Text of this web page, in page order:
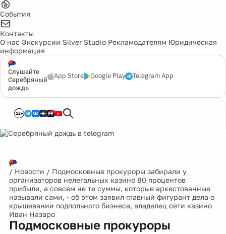
События
Контакты
О нас Экскурсии Silver Studio Рекламодателям Юридическая
информация
Слушайте
Серебряный
дождь
App Store Google Play Telegram App
12+
/ Новости / Подмосковные прокуроры забирали у
организаторов нелегальных казино 80 процентов
прибыли, а совсем не те суммы, которые аркестованные
называли сами, - об этом заявил главный фигурант дела о
крышевании подпольного бизнеса, владелец сети казино
Иван Назаро
Подмосковные прокуроры